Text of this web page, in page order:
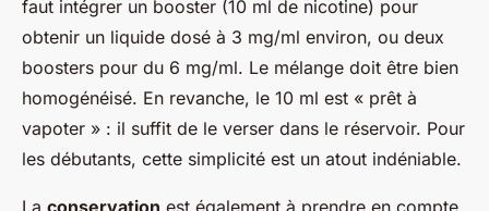
faut intégrer un booster (10 ml de nicotine) pour
obtenir un liquide dosé à 3 mg/ml environ, ou deux
boosters pour du 6 mg/ml. Le mélange doit être bien
homogénéisé. En revanche, le 10 ml est « prêt à
vapoter » : il suffit de le verser dans le réservoir. Pour
les débutants, cette simplicité est un atout indéniable.
La conservation est également à prendre en compte